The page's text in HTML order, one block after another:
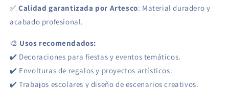
✅Calidad garantizada por Artesco: Material duradero y
acabado profesional.
🎨 Usos recomendados:
✔️ Decoraciones para fiestas y eventos temáticos.
✔️ Envolturas de regalos y proyectos artísticos.
✔️ Trabajos escolares y diseño de escenarios creativos.